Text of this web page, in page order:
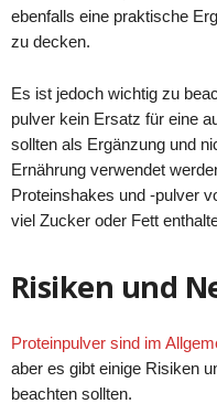
ebenfalls eine praktische
zu decken.
Es ist jedoch wichtig zu
pulver kein Ersatz für eine
sollten als Ergänzung und
Ernährung verwendet
Proteinshakes und -pulver
viel Zucker oder Fett
Risiken und
Proteinpulver sind im
aber es gibt einige Risiken
beachten sollten.